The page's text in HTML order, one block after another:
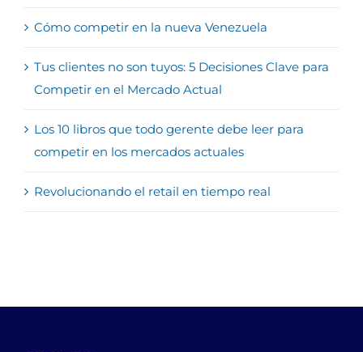
Cómo competir en la nueva Venezuela
Tus clientes no son tuyos: 5 Decisiones Clave para
Competir en el Mercado Actual
Los 10 libros que todo gerente debe leer para
competir en los mercados actuales
Revolucionando el retail en tiempo real